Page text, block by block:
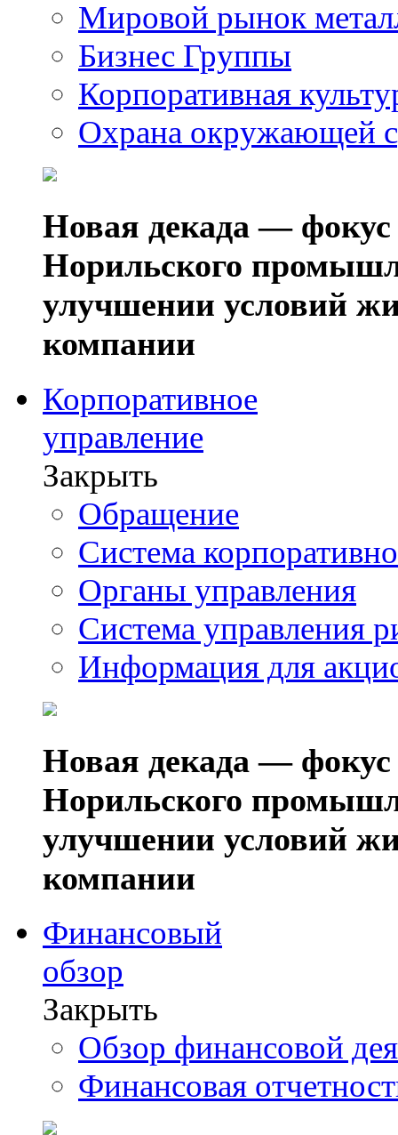
Мировой рынок
Бизнес Группы
Корпоративная
Охрана окружающей
Новая декада — фокус
Норильского
улучшении условий
компании
Корпоративное
управление
Закрыть
Обращение
Система
Органы управления
Система управления
Информация для
Новая декада — фокус
Норильского
улучшении условий
компании
Финансовый
обзор
Закрыть
Обзор финансовой
Финансовая